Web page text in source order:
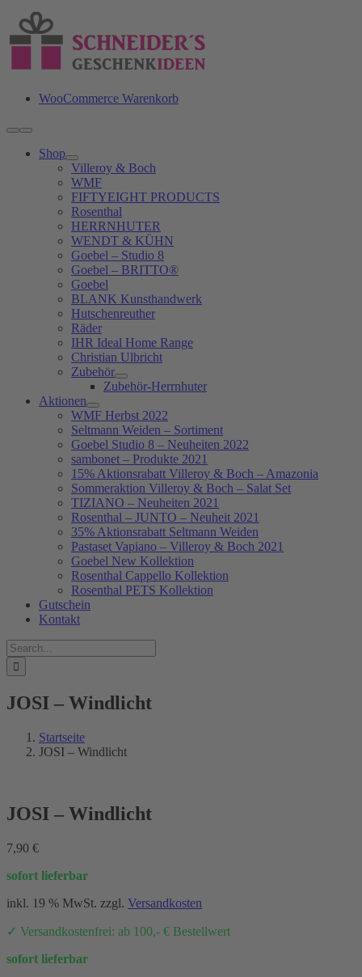
Inhalt
springen
WooCommerce Warenkorb
Toggle
Navigation
Shop
Villeroy & Boch
WMF
FIFTYEIGHT PRODUCTS
Rosenthal
HERRNHUTER
WENDT & KÜHN
Goebel – Studio 8
Goebel – BRITTO®
Goebel
BLANK Kunsthandwerk
Hutschenreuther
Räder
IHR Ideal Home Range
Christian Ulbricht
Zubehör
Zubehör-Herrnhuter
Aktionen
WMF Herbst 2022
Seltmann Weiden – Sortiment
Goebel Studio 8 – Neuheiten 2022
sambonet – Produkte 2021
15% Aktionsrabatt Villeroy & Boch – Amazonia
Sommeraktion Villeroy & Boch – Salat Set
TIZIANO – Neuheiten 2021
Rosenthal – JUNTO – Neuheit 2021
35% Aktionsrabatt Seltmann Weiden
Pastaset Vapiano – Villeroy & Boch 2021
Goebel New Kollektion
Rosenthal Cappello Kollektion
Rosenthal PETS Kollektion
Gutschein
Kontakt
Suche
nach:
JOSI – Windlicht
Startseite
JOSI – Windlicht
JOSI – Windlicht
7,90 €
sofort lieferbar
inkl. 19 % MwSt. zzgl. Versandkosten
✓ Versandkostenfrei: ab 100,- € Bestellwert
sofort lieferbar